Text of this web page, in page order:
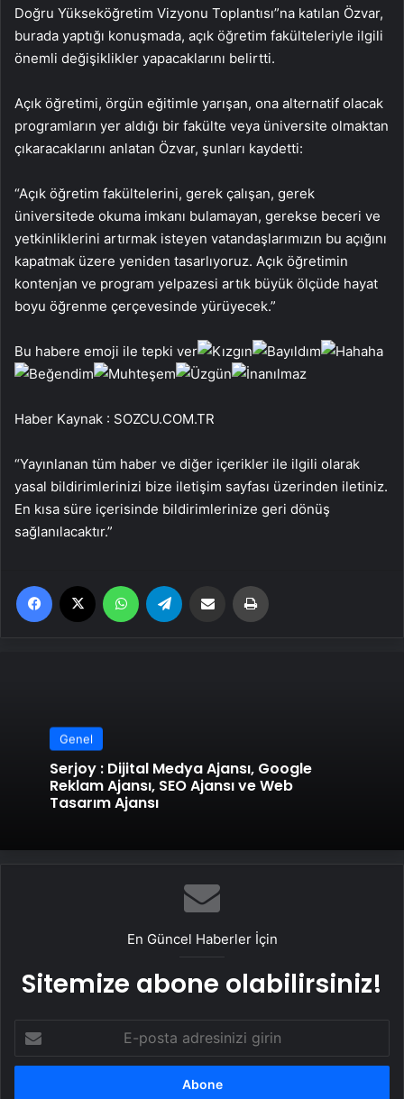
Doğru Yükseköğretim Vizyonu Toplantısı”na katılan Özvar,
burada yaptığı konuşmada, açık öğretim fakülteleriyle ilgili
önemli değişiklikler yapacaklarını belirtti.
Açık öğretimi, örgün eğitimle yarışan, ona alternatif olacak
programların yer aldığı bir fakülte veya üniversite olmaktan
çıkaracaklarını anlatan Özvar, şunları kaydetti:
“Açık öğretim fakültelerini, gerek çalışan, gerek
üniversitede okuma imkanı bulamayan, gerekse beceri ve
yetkinliklerini artırmak isteyen vatandaşlarımızın bu açığını
kapatmak üzere yeniden tasarlıyoruz. Açık öğretimin
kontenjan ve program yelpazesi artık büyük ölçüde hayat
boyu öğrenme çerçevesinde yürüyecek.”
Bu habere emoji ile tepki ver
Haber Kaynak : SOZCU.COM.TR
“Yayınlanan tüm haber ve diğer içerikler ile ilgili olarak
yasal bildirimlerinizi bize iletişim sayfası üzerinden iletiniz.
En kısa süre içerisinde bildirimlerinize geri dönüş
sağlanılacaktır.”
Facebook WhatsApp Email'den paylaş
Genel
Serjoy : Dijital Medya Ajansı, Google
Reklam Ajansı, SEO Ajansı ve Web
Tasarım Ajansı
En Güncel Haberler İçin
Sitemize abone olabilirsiniz!
posta
adresinizi